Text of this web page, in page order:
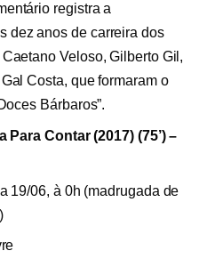
registra a
dez anos de carreira dos
Veloso, Gilberto Gil,
Costa, que formaram o
Bárbaros”.
Para Contar (2017) (75’) –
19/06, à 0h (madrugada de